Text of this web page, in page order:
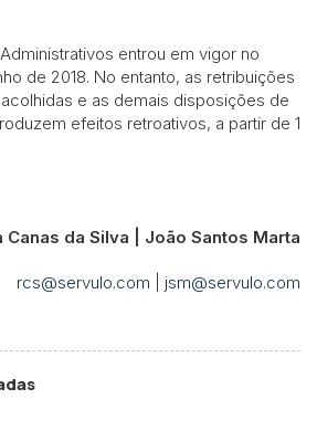
entrou em vigor no
de 2018. No entanto, as retribuições
e as demais disposições de
efeitos retroativos, a partir de 1
Canas da Silva | João Santos Marta
rcs@servulo.com jsm@servulo.com